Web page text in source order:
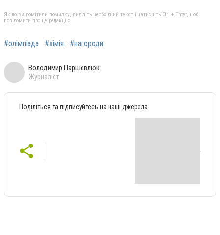
Якщо ви помітили помилку, виділіть необхідний текст і натисніть Ctrl + Enter, щоб
повідомити про це редакцію
#олімпіада #хімія #нагороди
Володимир Паршевлюк
Журналіст
Поділіться та підписуйтесь на наші джерела